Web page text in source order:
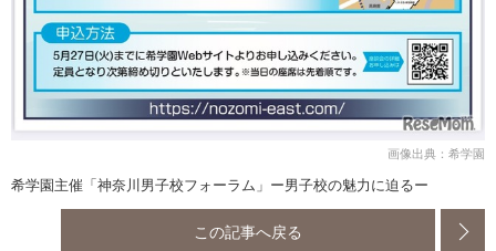
画像出典：希学園
希学園主催「神奈川男子校フォーラム」ー男子校の魅力に迫るー
この記事へ戻る